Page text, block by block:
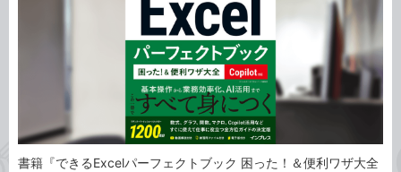
書籍『できるExcelパーフェクトブック 困った！＆便利ワザ大全